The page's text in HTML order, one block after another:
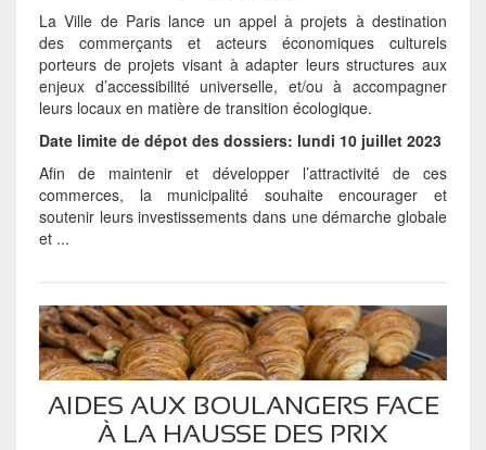
La Ville de Paris lance un appel à projets à destination
des commerçants et acteurs économiques culturels
porteurs de projets visant à adapter leurs structures aux
enjeux d’accessibilité universelle, et/ou à accompagner
leurs locaux en matière de transition écologique.
Date limite de dépot des dossiers: lundi 10 juillet 2023
Afin de maintenir et développer l’attractivité de ces
commerces, la municipalité souhaite encourager et
soutenir leurs investissements dans une démarche globale
et ...
AIDES AUX BOULANGERS FACE
À LA HAUSSE DES PRIX